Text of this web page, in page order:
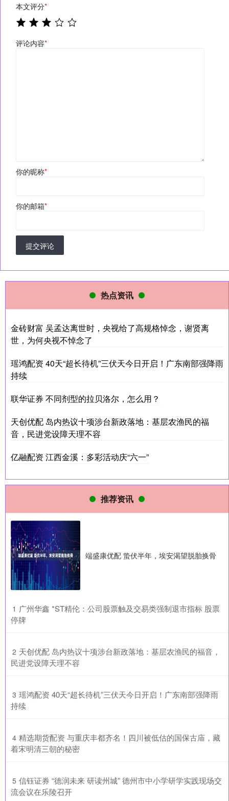
本文评分*
评论内容*
你的昵称*
你的邮箱*
提交评论
热点资讯
金砖财富 吴孟达离世时，央视给了高规格悼念，谢贤离
世，为何央视不悼念了
瑶鸿配资 40天“超长待机”三伏天今日开启！广东南部强降雨
持续
联华证券 不同剂型的拉贝洛尔，怎么用？
天创优配 岛内热议十项涉台新政落地：基层农渔民的福
音，民进党设障天理不容
亿融配资 江西金溪：多彩活动庆“六一”
推荐资讯
端盛康优配 蛰伏半年，埃安渴望脱胎换骨
1 ​广州华鑫 *ST精伦：公司股票触及交易类强制退市指标 股票
停牌
2 ​天创优配 岛内热议十项涉台新政落地：基层农渔民的福音，
民进党设障天理不容
3 ​瑶鸿配资 40天“超长待机”三伏天今日开启！广东南部强降雨
持续
4 ​精选期货配资 与重庆丰都齐名！四川被低估的国保古庙，藏
着宋明清三朝的秘密
5 ​信钰证券 “德润未来 研读州城” 德州市中小学研学实践现场交
流会议在乐陵召开